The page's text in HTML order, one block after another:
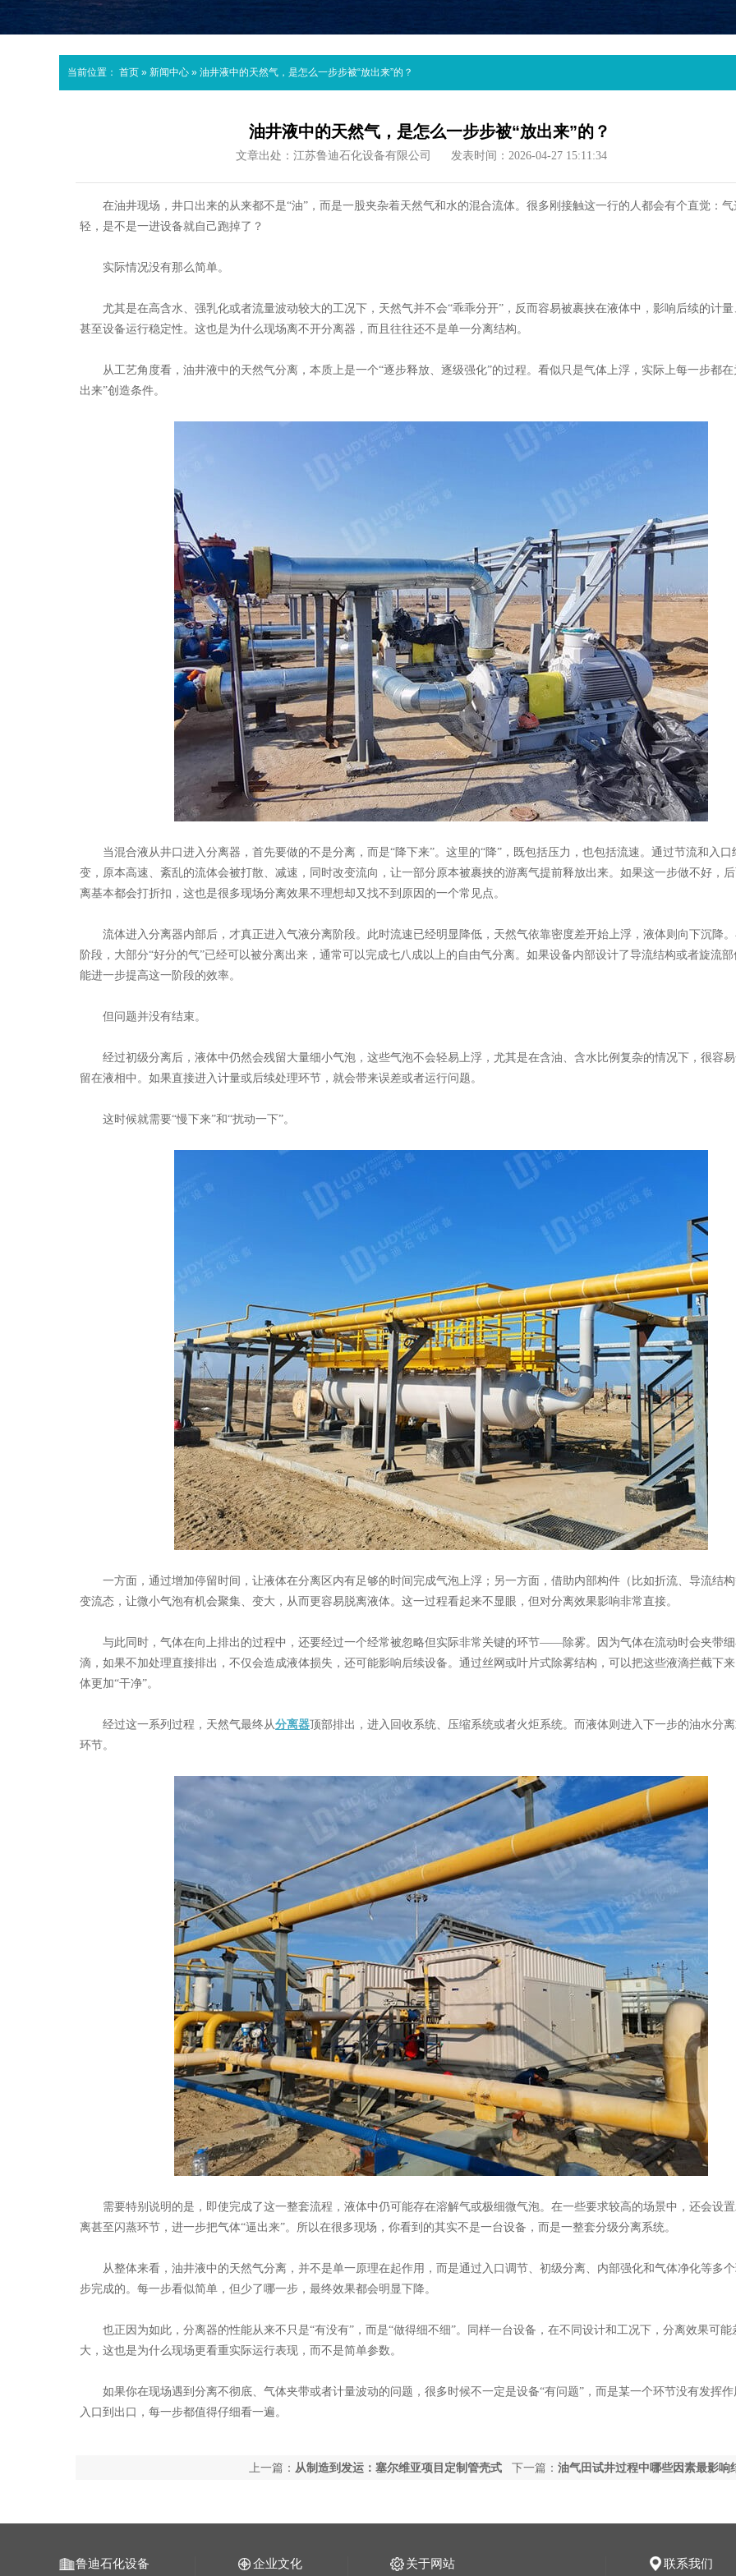
当前位置： 首页 » 新闻中心 » 油井液中的天然气，是怎么一步步被“放出来”的？
油井液中的天然气，是怎么一步步被“放出来”的？
文章出处：江苏鲁迪石化设备有限公司 发表时间：2026-04-27 15:11:34
在油井现场，井口出来的从来都不是“油”，而是一股夹杂着天然气和水的混合流体。很多刚接触这一行的人都会有个直觉：气
轻，是不是一进设备就自己跑掉了？
实际情况没有那么简单。
尤其是在高含水、强乳化或者流量波动较大的工况下，天然气并不会“乖乖分开”，反而容易被裹挟在液体中，影响后续的计
甚至设备运行稳定性。这也是为什么现场离不开分离器，而且往往还不是单一分离结构。
从工艺角度看，油井液中的天然气分离，本质上是一个“逐步释放、逐级强化”的过程。看似只是气体上浮，实际上每一步都在
出来”创造条件。
当混合液从井口进入分离器，首先要做的不是分离，而是“降下来”。这里的“降”，既包括压力，也包括流速。通过节流和入口
变，原本高速、紊乱的流体会被打散、减速，同时改变流向，让一部分原本被裹挟的游离气提前释放出来。如果这一步做不好，
离基本都会打折扣，这也是很多现场分离效果不理想却又找不到原因的一个常见点。
流体进入分离器内部后，才真正进入气液分离阶段。此时流速已经明显降低，天然气依靠密度差开始上浮，液体则向下沉降
阶段，大部分“好分的气”已经可以被分离出来，通常可以完成七八成以上的自由气分离。如果设备内部设计了导流结构或者旋流
能进一步提高这一阶段的效率。
但问题并没有结束。
经过初级分离后，液体中仍然会残留大量细小气泡，这些气泡不会轻易上浮，尤其是在含油、含水比例复杂的情况下，很容
留在液相中。如果直接进入计量或后续处理环节，就会带来误差或者运行问题。
这时候就需要“慢下来”和“扰动一下”。
一方面，通过增加停留时间，让液体在分离区内有足够的时间完成气泡上浮；另一方面，借助内部构件（比如折流、导流结
变流态，让微小气泡有机会聚集、变大，从而更容易脱离液体。这一过程看起来不显眼，但对分离效果影响非常直接。
与此同时，气体在向上排出的过程中，还要经过一个经常被忽略但实际非常关键的环节——除雾。因为气体在流动时会夹带
滴，如果不加处理直接排出，不仅会造成液体损失，还可能影响后续设备。通过丝网或叶片式除雾结构，可以把这些液滴拦截下
体更加“干净”。
经过这一系列过程，天然气最终从分离器顶部排出，进入回收系统、压缩系统或者火炬系统。而液体则进入下一步的油水分
环节。
需要特别说明的是，即使完成了这一整套流程，液体中仍可能存在溶解气或极细微气泡。在一些要求较高的场景中，还会设
离甚至闪蒸环节，进一步把气体“逼出来”。所以在很多现场，你看到的其实不是一台设备，而是一整套分级分离系统。
从整体来看，油井液中的天然气分离，并不是单一原理在起作用，而是通过入口调节、初级分离、内部强化和气体净化等多
步完成的。每一步看似简单，但少了哪一步，最终效果都会明显下降。
也正因为如此，分离器的性能从来不只是“有没有”，而是“做得细不细”。同样一台设备，在不同设计和工况下，分离效果可能
大，这也是为什么现场更看重实际运行表现，而不是简单参数。
如果你在现场遇到分离不彻底、气体夹带或者计量波动的问题，很多时候不一定是设备“有问题”，而是某一个环节没有发挥
入口到出口，每一步都值得仔细看一遍。
下一篇： 油气田试井过程中哪些因素最影响
上一篇： 从制造到发运：塞尔维亚项目定制管壳式
鲁迪石化设备 企业文化 关于网站 联系我们